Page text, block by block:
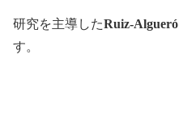
研究を主導したRuiz-Algueró
す。